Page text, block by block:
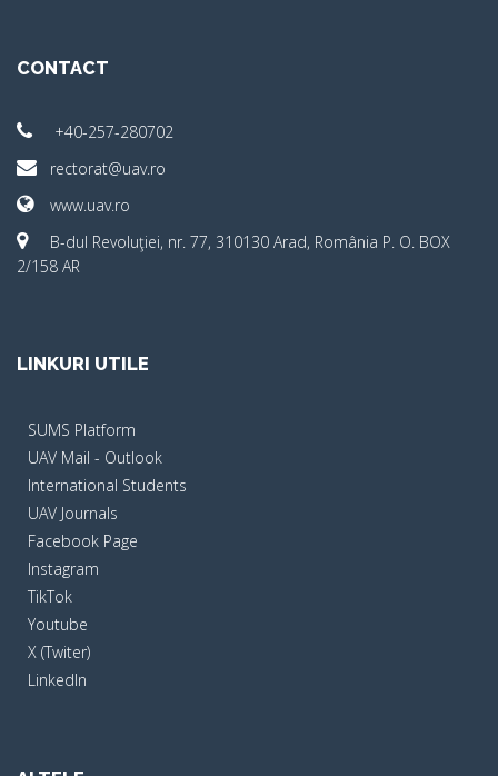
CONTACT
+40-257-280702
rectorat@uav.ro
www.uav.ro
B-dul Revoluţiei, nr. 77, 310130 Arad, România P. O. BOX
2/158 AR
LINKURI UTILE
SUMS Platform
UAV Mail - Outlook
International Students
UAV Journals
Facebook Page
Instagram
TikTok
Youtube
X (Twiter)
LinkedIn